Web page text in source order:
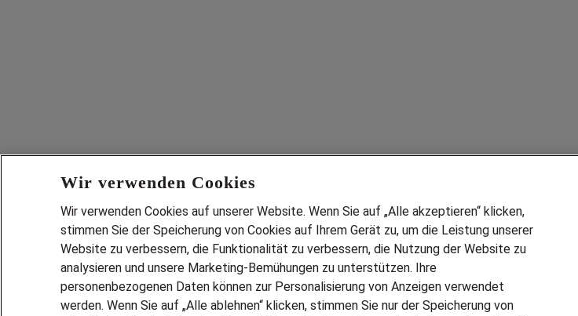
Wir verwenden Cookies
Wir verwenden Cookies auf unserer Website. Wenn Sie auf „Alle akzeptieren“ klicken,
stimmen Sie der Speicherung von Cookies auf Ihrem Gerät zu, um die Leistung unserer
Website zu verbessern, die Funktionalität zu verbessern, die Nutzung der Website zu
analysieren und unsere Marketing-Bemühungen zu unterstützen. Ihre
personenbezogenen Daten können zur Personalisierung von Anzeigen verwendet
werden. Wenn Sie auf „Alle ablehnen“ klicken, stimmen Sie nur der Speicherung von